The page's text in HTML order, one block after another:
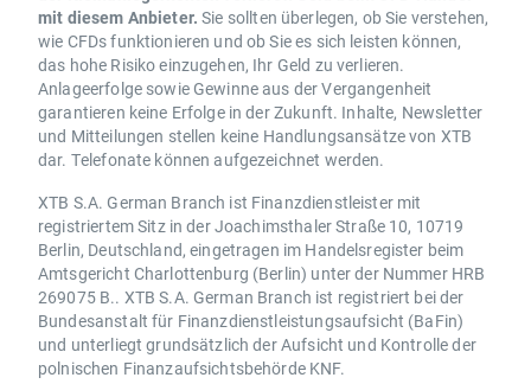
mit diesem Anbieter. Sie sollten überlegen, ob Sie verstehen,
wie CFDs funktionieren und ob Sie es sich leisten können,
das hohe Risiko einzugehen, Ihr Geld zu verlieren.
Anlageerfolge sowie Gewinne aus der Vergangenheit
garantieren keine Erfolge in der Zukunft. Inhalte, Newsletter
und Mitteilungen stellen keine Handlungsansätze von XTB
dar. Telefonate können aufgezeichnet werden.
XTB S.A. German Branch ist Finanzdienstleister mit
registriertem Sitz in der Joachimsthaler Straße 10, 10719
Berlin, Deutschland, eingetragen im Handelsregister beim
Amtsgericht Charlottenburg (Berlin) unter der Nummer HRB
269075 B.. XTB S.A. German Branch ist registriert bei der
Bundesanstalt für Finanzdienstleistungsaufsicht (BaFin)
und unterliegt grundsätzlich der Aufsicht und Kontrolle der
polnischen Finanzaufsichtsbehörde KNF.